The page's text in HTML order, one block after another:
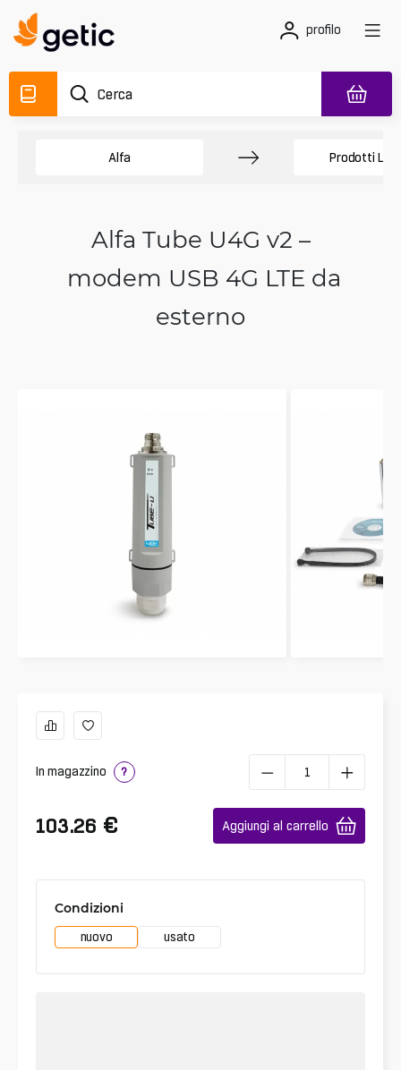
profilo
Alfa Prodotti LTE
Alfa Tube U4G v2 –
modem USB 4G LTE da
esterno
In magazzino ?
103.26 € Aggiungi al carrello
Condizioni
nuovo usato